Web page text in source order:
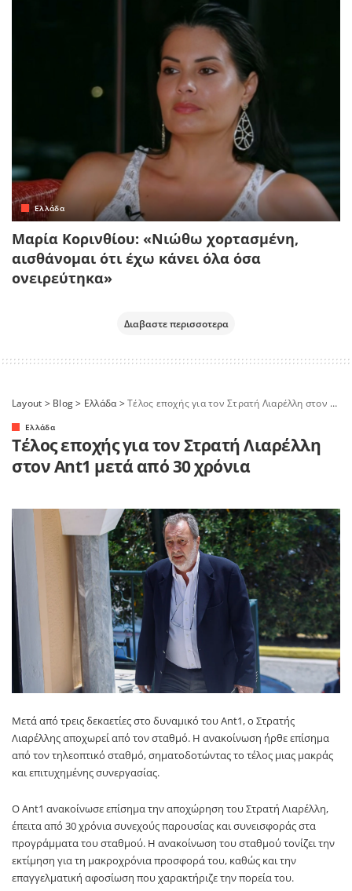
Ελλάδα
Μαρία Κορινθίου: «Νιώθω χορτασμένη,
αισθάνομαι ότι έχω κάνει όλα όσα
ονειρεύτηκα»
Διαβαστε περισσοτερα
Layout > Blog> Ελλάδα>Τέλος εποχής για τον Στρατή Λιαρέλλη στον Ant1 μετά από 30 χρόνια
Ελλάδα
Τέλος εποχής για τον Στρατή Λιαρέλλη
στον Ant1 μετά από 30 χρόνια
Μετά από τρεις δεκαετίες στο δυναμικό του Ant1, ο Στρατής
Λιαρέλλης αποχωρεί από τον σταθμό. Η ανακοίνωση ήρθε επίσημα
από τον τηλεοπτικό σταθμό, σηματοδοτώντας το τέλος μιας μακράς
και επιτυχημένης συνεργασίας.
Ο Ant1 ανακοίνωσε επίσημα την αποχώρηση του Στρατή Λιαρέλλη,
έπειτα από 30 χρόνια συνεχούς παρουσίας και συνεισφοράς στα
προγράμματα του σταθμού. Η ανακοίνωση του σταθμού τονίζει την
εκτίμηση για τη μακροχρόνια προσφορά του, καθώς και την
επαγγελματική αφοσίωση που χαρακτήριζε την πορεία του.